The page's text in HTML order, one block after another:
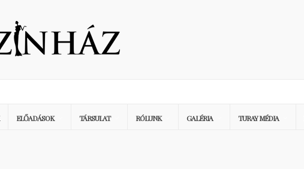
ELŐADÁSOK TÁRSULAT RÓLUNK GALÉRIA TURAY MÉDIA